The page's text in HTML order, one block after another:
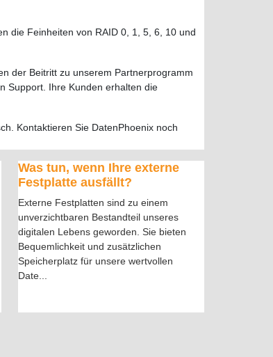
die Feinheiten von RAID 0, 1, 5, 6, 10 und
der Beitritt zu unserem Partnerprogramm
Support. Ihre Kunden erhalten die
Kontaktieren Sie DatenPhoenix noch
Was tun, wenn Ihre externe
Festplatte ausfällt?
Externe Festplatten sind zu einem
unverzichtbaren Bestandteil unseres
digitalen Lebens geworden. Sie bieten
Bequemlichkeit und zusätzlichen
Speicherplatz für unsere wertvollen
Date...